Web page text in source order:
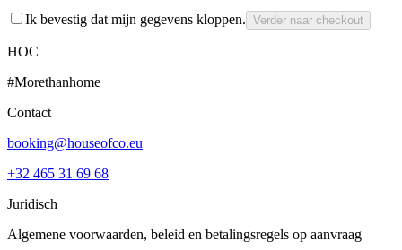
Ik bevestig dat mijn gegevens kloppen. Verder naar checkout
HOC
#Morethanhome
Contact
booking@houseofco.eu
+32 465 31 69 68
Juridisch
Algemene voorwaarden, beleid en betalingsregels op aanvraag